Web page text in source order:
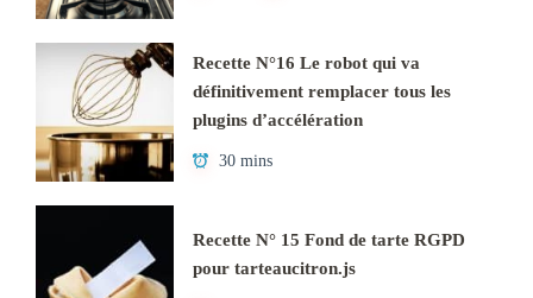
Recette N°16 Le robot qui va
définitivement remplacer tous les
plugins d’accélération
30 mins
Recette N° 15 Fond de tarte RGPD
pour tarteaucitron.js